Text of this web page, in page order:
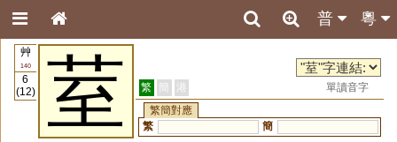
粵
普
艸
140
6
(12)
荎 繁 簡 港
單讀音字
繁簡對應
繁
簡